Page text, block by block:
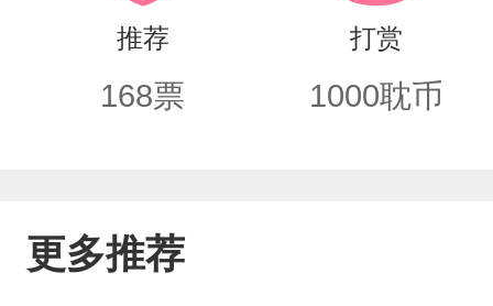
扯嘴，勾出一丝苦涩的笑意，好不可怜
推荐
168票
打赏
1000耽币
更多推荐